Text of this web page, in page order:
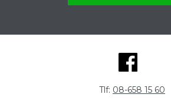
Tlf: 08-658 15 60